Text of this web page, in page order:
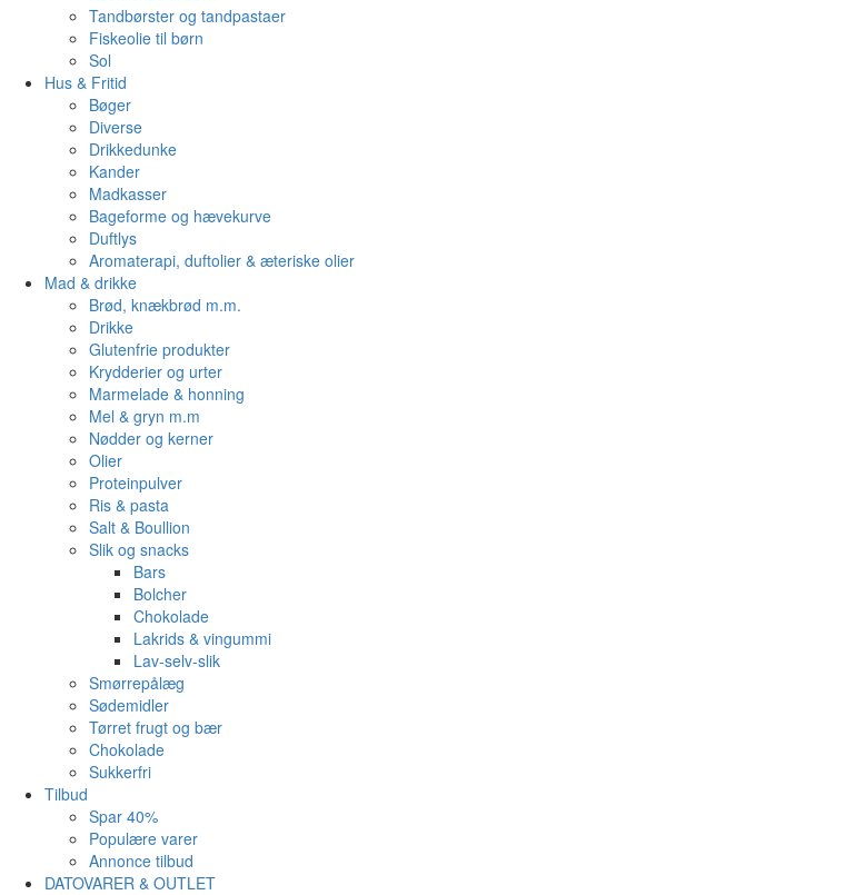
Tandbørster og tandpastaer
Fiskeolie til børn
Sol
Hus & Fritid
Bøger
Diverse
Drikkedunke
Kander
Madkasser
Bageforme og hævekurve
Duftlys
Aromaterapi, duftolier & æteriske olier
Mad & drikke
Brød, knækbrød m.m.
Drikke
Glutenfrie produkter
Krydderier og urter
Marmelade & honning
Mel & gryn m.m
Nødder og kerner
Olier
Proteinpulver
Ris & pasta
Salt & Boullion
Slik og snacks
Bars
Bolcher
Chokolade
Lakrids & vingummi
Lav-selv-slik
Smørrepålæg
Sødemidler
Tørret frugt og bær
Chokolade
Sukkerfri
Tilbud
Spar 40%
Populære varer
Annonce tilbud
DATOVARER & OUTLET